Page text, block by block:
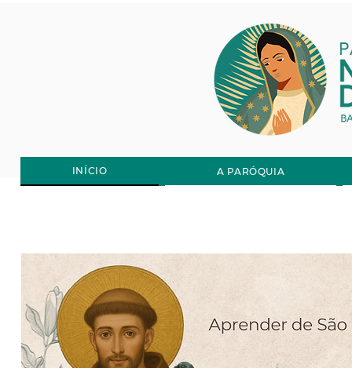
INÍCIO A PARÓQUIA